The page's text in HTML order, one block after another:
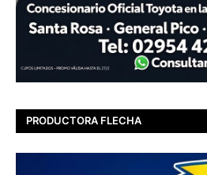
PRODUCTORA FLECHA